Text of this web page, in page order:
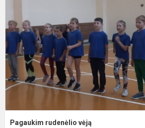
Pagaukim rudenėlio vėją